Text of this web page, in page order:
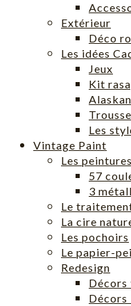
Extérieur
Déco
Les idées
Jeux
Kit
Les
Vintage Paint
Les peintures
57
3
Le
La cire
Les pochoirs
Le papier-
Redesign
Décors